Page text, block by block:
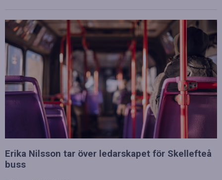
Erika Nilsson tar över ledarskapet för Skellefteå
buss